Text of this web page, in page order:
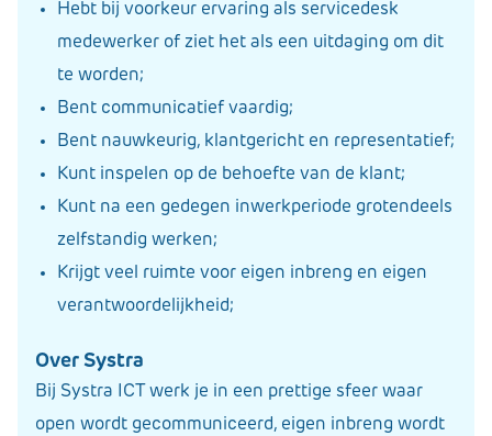
Hebt bij voorkeur ervaring als servicedesk
medewerker of ziet het als een uitdaging om dit
te worden;
Bent communicatief vaardig;
Bent nauwkeurig, klantgericht en representatief;
Kunt inspelen op de behoefte van de klant;
Kunt na een gedegen inwerkperiode grotendeels
zelfstandig werken;
Krijgt veel ruimte voor eigen inbreng en eigen
verantwoordelijkheid;
Over Systra
Bij Systra ICT werk je in een prettige sfeer waar
open wordt gecommuniceerd, eigen inbreng wordt